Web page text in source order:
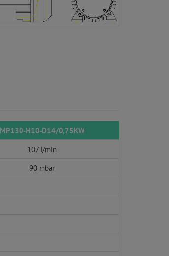
MP130-H10-D14/0,75KW
107 l/min
90 mbar